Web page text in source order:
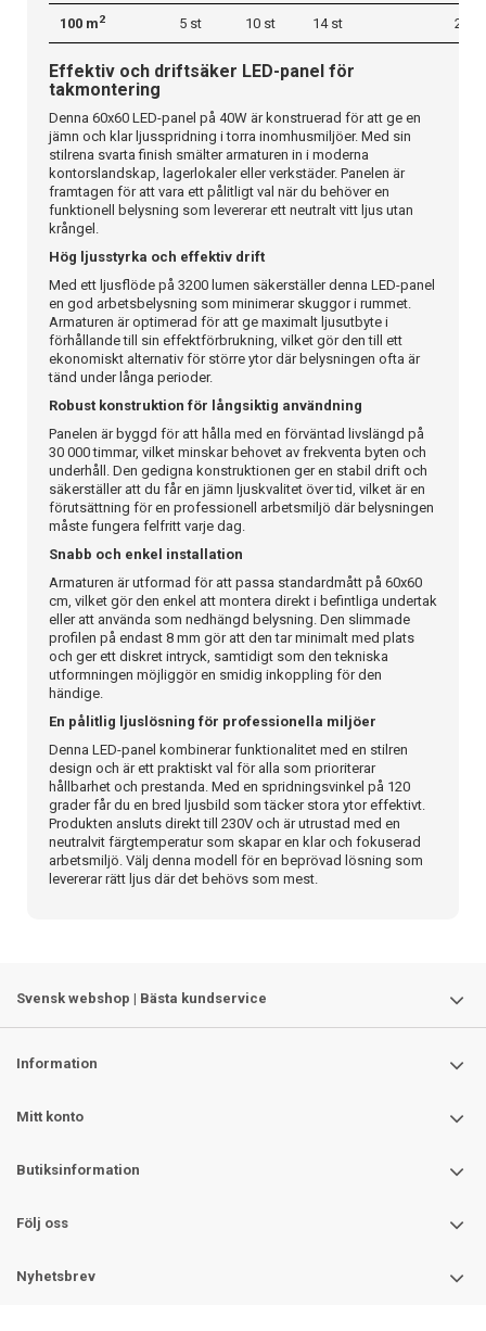
100 m2 5 st 10 st 14 st 24 st
Effektiv och driftsäker LED-panel för
takmontering
Denna 60x60 LED-panel på 40W är konstruerad för att ge en
jämn och klar ljusspridning i torra inomhusmiljöer. Med sin
stilrena svarta finish smälter armaturen in i moderna
kontorslandskap, lagerlokaler eller verkstäder. Panelen är
framtagen för att vara ett pålitligt val när du behöver en
funktionell belysning som levererar ett neutralt vitt ljus utan
krångel.
Hög ljusstyrka och effektiv drift
Med ett ljusflöde på 3200 lumen säkerställer denna LED-panel
en god arbetsbelysning som minimerar skuggor i rummet.
Armaturen är optimerad för att ge maximalt ljusutbyte i
förhållande till sin effektförbrukning, vilket gör den till ett
ekonomiskt alternativ för större ytor där belysningen ofta är
tänd under långa perioder.
Robust konstruktion för långsiktig användning
Panelen är byggd för att hålla med en förväntad livslängd på
30 000 timmar, vilket minskar behovet av frekventa byten och
underhåll. Den gedigna konstruktionen ger en stabil drift och
säkerställer att du får en jämn ljuskvalitet över tid, vilket är en
förutsättning för en professionell arbetsmiljö där belysningen
måste fungera felfritt varje dag.
Snabb och enkel installation
Armaturen är utformad för att passa standardmått på 60x60
cm, vilket gör den enkel att montera direkt i befintliga undertak
eller att använda som nedhängd belysning. Den slimmade
profilen på endast 8 mm gör att den tar minimalt med plats
och ger ett diskret intryck, samtidigt som den tekniska
utformningen möjliggör en smidig inkoppling för den
händige.
En pålitlig ljuslösning för professionella miljöer
Denna LED-panel kombinerar funktionalitet med en stilren
design och är ett praktiskt val för alla som prioriterar
hållbarhet och prestanda. Med en spridningsvinkel på 120
grader får du en bred ljusbild som täcker stora ytor effektivt.
Produkten ansluts direkt till 230V och är utrustad med en
neutralvit färgtemperatur som skapar en klar och fokuserad
arbetsmiljö. Välj denna modell för en beprövad lösning som
levererar rätt ljus där det behövs som mest.
Svensk webshop | Bästa kundservice
Information
Mitt konto
Butiksinformation
Följ oss
Nyhetsbrev